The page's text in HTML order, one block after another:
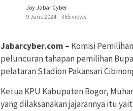
Joy Jabar Cyber
9 June 2024
365 views
Jabarcyber.com – Komisi
peluncuran tahapan pemilihan
pelataran Stadion Pakansari
Ketua KPU Kabupaten Bogor,
yang dilaksanakan jajarannya itu